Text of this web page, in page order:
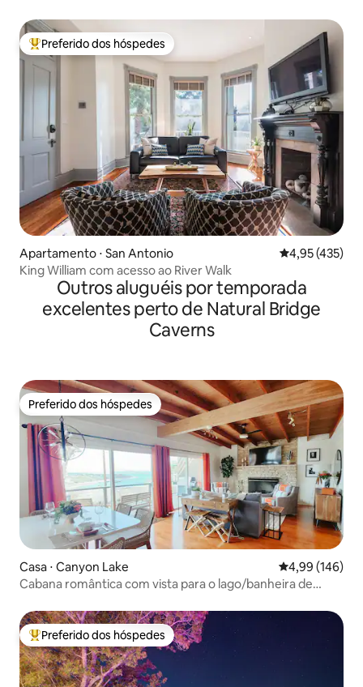
Entre os melhores preferidos dos hóspedes
Preferido dos hóspedes
Apartamento ⋅ San Antonio 4,95 de uma
4,95 (435)
King William com acesso ao River Walk
Outros aluguéis por temporada
excelentes perto de Natural Bridge
Caverns
Preferido dos hóspedes
Preferido dos hóspedes
Casa ⋅ Canyon Lake 4,99 de uma
4,99 (146)
Cabana romântica com vista para o lago/banheira de
Entre os melhores preferidos dos hóspedes
Preferido dos hóspedes